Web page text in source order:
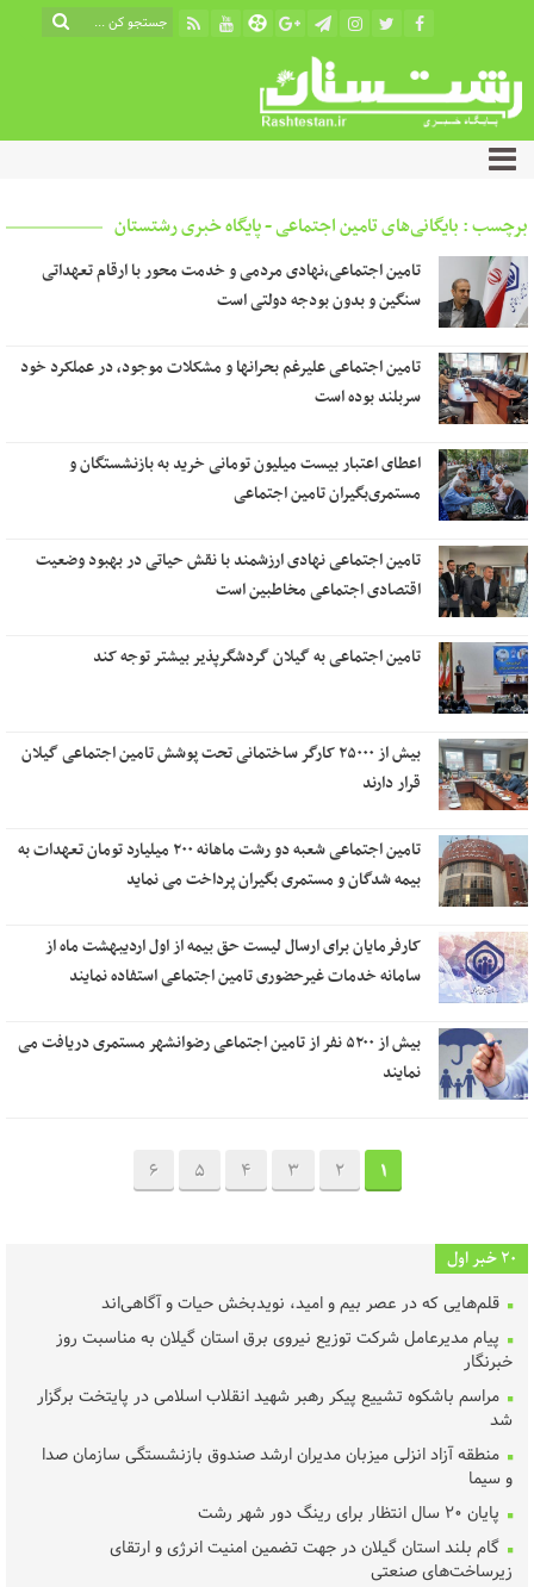
برچسب : بایگانی‌های تامین اجتماعی - پایگاه خبری رشتستان
تامین اجتماعی،نهادی مردمی و خدمت محور با ارقام تعهداتی
سنگین و بدون بودجه دولتی است
تامین اجتماعی علیرغم بحرانها و مشکلات موجود، در عملکرد خود
سربلند بوده است
اعطای اعتبار بیست میلیون تومانی خرید به بازنشستگان و
مستمری‌بگیران تامین اجتماعی
تامین اجتماعی نهادی ارزشمند با نقش حیاتی در بهبود وضعیت
اقتصادی اجتماعی مخاطبین است
تامین اجتماعی به گیلان گردشگرپذیر بیشتر توجه کند
بیش از ۲۵۰۰۰ کارگر ساختمانی تحت پوشش تامین اجتماعی گیلان
قرار دارند
تامین اجتماعی شعبه دو رشت ماهانه ۲۰۰ میلیارد تومان تعهدات به
بیمه شدگان و مستمری بگیران پرداخت می نماید
کارفرمایان برای ارسال لیست حق بیمه از اول اردیبهشت ماه از
سامانه خدمات غیرحضوری تامین اجتماعی استفاده نمایند
بیش از ۵۲۰۰ نفر از تامین اجتماعی رضوانشهر مستمری دریافت می
نمایند
1
2
3
4
5
6
20 خبر اول
قلم‌هایی که در عصر بیم و امید، نویدبخش حیات و آگاهی‌اند
پیام مدیرعامل شرکت توزیع نیروی برق استان گیلان به مناسبت روز
خبرنگار ‌
مراسم باشکوه تشییع پیکر رهبر شهید انقلاب اسلامی در پایتخت برگزار
شد
منطقه آزاد انزلی میزبان مدیران ارشد صندوق بازنشستگی سازمان صدا
و سیما
پایان ۲۰ سال انتظار برای رینگ دور شهر رشت
گام بلند استان گیلان در جهت تضمین امنیت انرژی و ارتقای
زیرساخت‌های صنعتی